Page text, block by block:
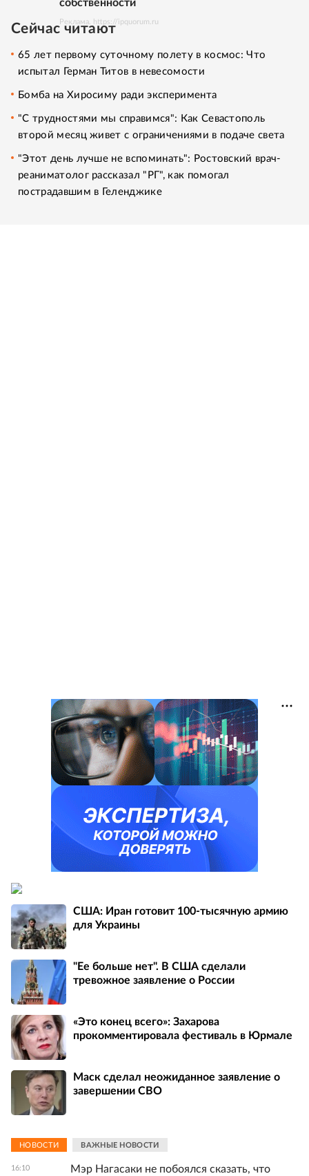
собственности
Реклама. https://ipquorum.ru
Сейчас читают
65 лет первому суточному полету в космос: Что
испытал Герман Титов в невесомости
Бомба на Хиросиму ради эксперимента
"С трудностями мы справимся": Как Севастополь
второй месяц живет с ограничениями в подаче света
"Этот день лучше не вспоминать": Ростовский врач-
реаниматолог рассказал "РГ", как помогал
пострадавшим в Геленджике
США: Иран готовит 100-тысячную армию
для Украины
"Ее больше нет". В США сделали
тревожное заявление о России
«Это конец всего»: Захарова
прокомментировала фестиваль в Юрмале
Маск сделал неожиданное заявление о
завершении СВО
НОВОСТИ ВАЖНЫЕ НОВОСТИ
16:10
Мэр Нагасаки не побоялся сказать, что